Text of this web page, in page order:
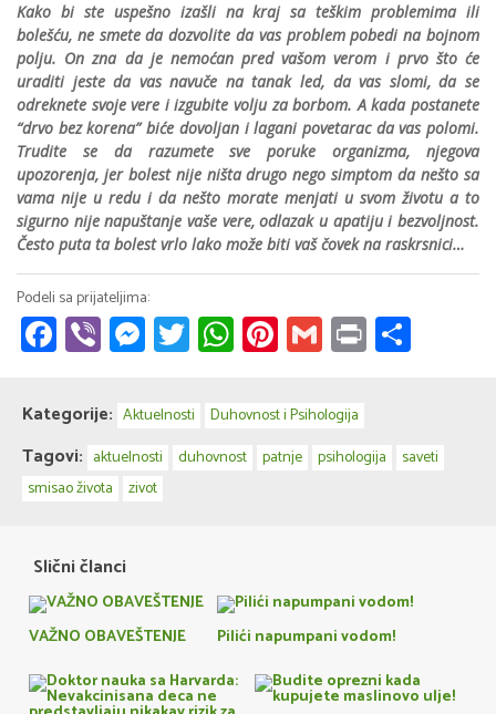
Kako bi ste uspešno izašli na kraj sa teškim problemima ili
bolešću, ne smete da dozvolite da vas problem pobedi na bojnom
polju. On zna da je nemoćan pred vašom verom i prvo što će
uraditi jeste da vas navuče na tanak led, da vas slomi, da se
odreknete svoje vere i izgubite volju za borbom. A kada postanete
“drvo bez korena” biće dovoljan i lagani povetarac da vas polomi.
Trudite se da razumete sve poruke organizma, njegova
upozorenja, jer bolest nije ništa drugo nego simptom da nešto sa
vama nije u redu i da nešto morate menjati u svom životu a to
sigurno nije napuštanje vaše vere, odlazak u apatiju i bezvoljnost.
Često puta ta bolest vrlo lako može biti vaš čovek na raskrsnici…
Facebook
ViberMessenger
Twitter
WhatsApp
Pinterest
Gmail
Print
Kategorije: Aktuelnosti Duhovnost i Psihologija
Tagovi: aktuelnosti duhovnost patnje psihologija
saveti
smisao života
zivot
Slični članci
VAŽNO OBAVEŠTENJE Pilići napumpani vodom!